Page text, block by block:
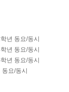
년 동요/동시
년 동요/동시
년 동요/동시
동요/동시